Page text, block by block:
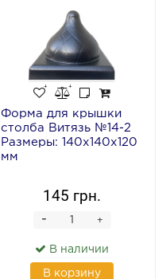
Форма для крышки
столба Витязь №14-2
Размеры: 140х140х120
мм
145 грн.
+
-
В наличии
В корзину